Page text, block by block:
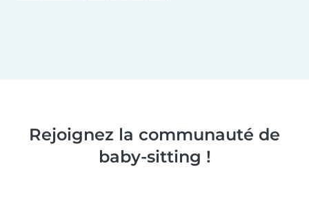
Rejoignez la communauté de
baby-sitting !